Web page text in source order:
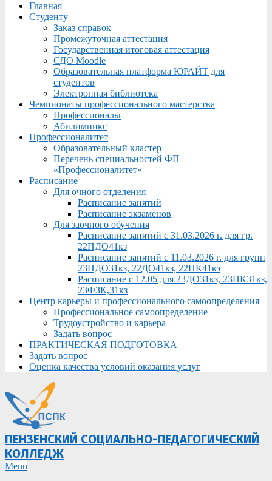
Menu
Главная
Студенту
Заказ справок
Промежуточная аттестация
Государственная итоговая аттестация
СДО Moodle
Образовательная платформа ЮРАЙТ для
студентов
Электронная библиотека
Чемпионаты профессионального мастерства
Профессионалы
Абилимпикс
Профессионалитет
Образовательный кластер
Перечень специальностей ФП
«Профессионалитет»
Расписание
Для очного отделения
Расписание занятий
Расписание экзаменов
Для заочного обучения
Расписание занятий с 31.03.2026 г. для гр.
22ПДО41кз
Расписание занятий с 11.03.2026 г. для групп
23ПДО31кз, 22ДО41кз, 22НК41кз
Расписание с 12.05 для 23ДО31кз, 23НК31кз,
23ФЗК,31кз
Центр карьеры и профессионального самоопределения
Профессиональное самоопределение
Трудоустройство и карьера
Задать вопрос
ПРАКТИЧЕСКАЯ ПОДГОТОВКА
Задать вопрос
Оценка качества условий оказания услуг
ПЕНЗЕНСКИЙ СОЦИАЛЬНО-ПЕДАГОГИЧЕСКИЙ
КОЛЛЕДЖ
Primary
Menu